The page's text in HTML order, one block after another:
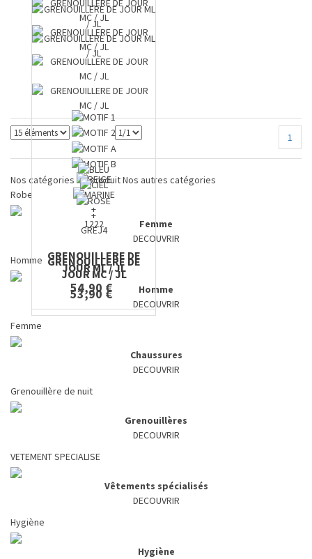
+
1222
GRENOUILLERE DE
JOUR ML / JL
54,90 €
+
GREJ4
GRENOUILLERE DE
JOUR MC / JL
53,90 €
1
Nos catégories de produitNos autres catégories
Robe
Femme
DECOUVRIR
Homme
Homme
DECOUVRIR
Femme
Chaussures
DECOUVRIR
Grenouillère de nuit
Grenouillères
DECOUVRIR
VETEMENT SPECIALISE
Vêtements spécialisés
DECOUVRIR
Hygiène
Hygiène